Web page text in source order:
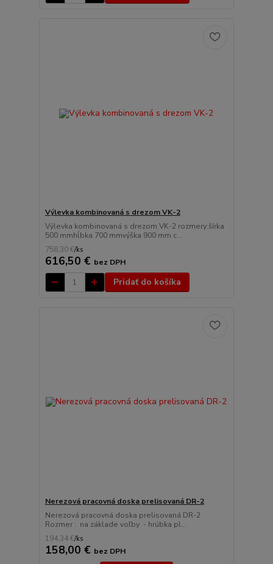
Výlevka kombinovaná s drezom VK-2
Výlevka kombinovaná s drezom VK-2 rozmery:šírka
500 mmhĺbka 700 mmvýška 900 mm c...
758,30 €/ks
616,50 € bez DPH
Pridať do košíka
Nerezová pracovná doska prelisovaná DR-2
Nerezová pracovná doska prelisovaná DR-2
Rozmer : na základe voľby - hrúbka pl...
194,34 €/ks
158,00 € bez DPH